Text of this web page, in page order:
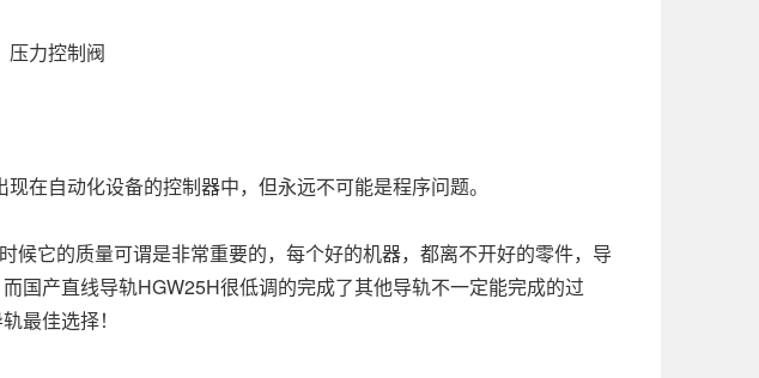
力控制阀
自动化设备的控制器中，但永远不可能是程序问题。
它的质量可谓是非常重要的，每个好的机器，都离不开好的零件，导
国产直线导轨HGW25H很低调的完成了其他导轨不一定能完成的过
最佳选择！